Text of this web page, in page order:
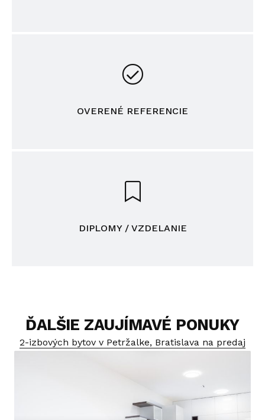
OVERENÉ REFERENCIE
DIPLOMY / VZDELANIE
ĎALŠIE ZAUJÍMAVÉ PONUKY
2-izbových bytov v Petržalke, Bratislava na predaj